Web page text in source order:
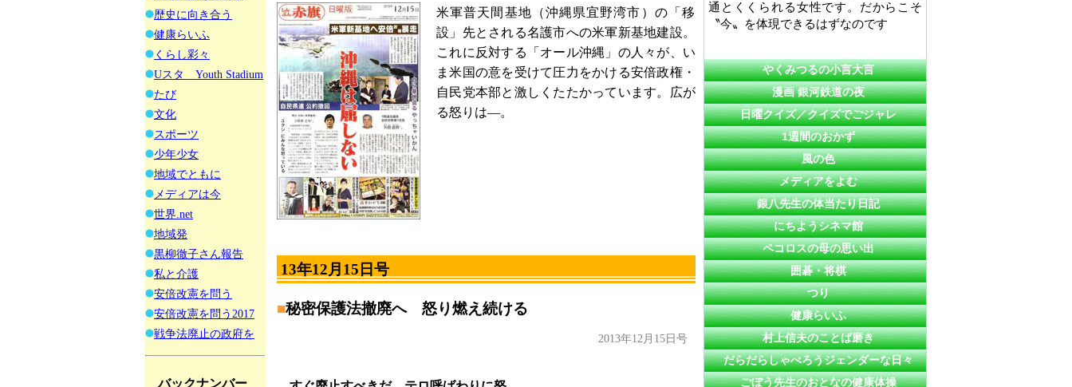
歴史に向き合う
健康らいふ
くらし彩々
Uスタ Youth Stadium
たび
文化
スポーツ
少年少女
地域でともに
メディアは今
世界.net
地域発
黒柳徹子さん報告
私と介護
安倍改憲を問う
安倍改憲を問う2017
戦争法廃止の政府を
バックナンバー
米軍普天間基地（沖縄県宜野湾市）の「移
設」先とされる名護市への米軍新基地建設。
これに反対する「オール沖縄」の人々が、い
ま米国の意を受けて圧力をかける安倍政権・
自民党本部と激しくたたかっています。広が
る怒りは―。
13年12月15日号
■秘密保護法撤廃へ 怒り燃え続ける
2013年12月15日号
通とくくられる女性です。だからこそ
〝今〟を体現できるはずなのです
やくみつるの小言大言
漫画 銀河鉄道の夜
日曜クイズ／クイズでごジャレ
1週間のおかず
風の色
メディアをよむ
銀八先生の体当たり日記
にちようシネマ館
ペコロスの母の思い出
囲碁・将棋
つり
健康らいふ
村上信夫のことば磨き
だらだらしゃべろうジェンダーな日々
ごぼう先生のおとなの健康体操